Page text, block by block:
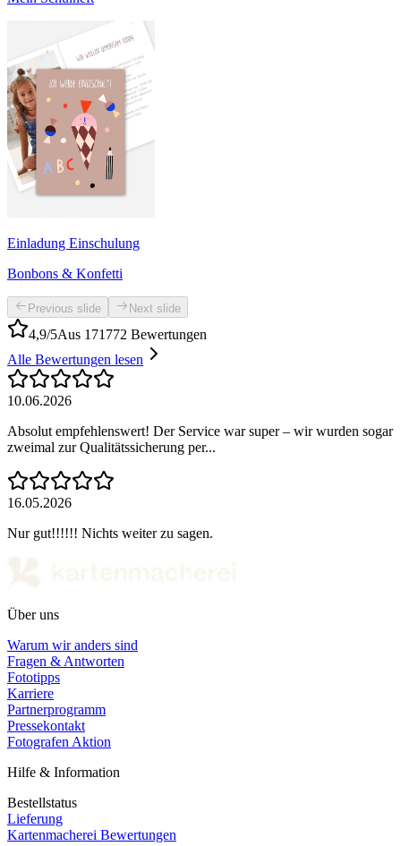
Einladung Einschulung
Bonbons & Konfetti
Previous slide Next slide
4,9/5Aus 171772 Bewertungen
Alle Bewertungen lesen
10.06.2026
Absolut empfehlenswert! Der Service war super – wir wurden sogar
zweimal zur Qualitätssicherung per...
16.05.2026
Nur gut!!!!!! Nichts weiter zu sagen.
Über uns
Warum wir anders sind
Fragen & Antworten
Fototipps
Karriere
Partnerprogramm
Pressekontakt
Fotografen Aktion
Hilfe & Information
Bestellstatus
Lieferung
Kartenmacherei Bewertungen